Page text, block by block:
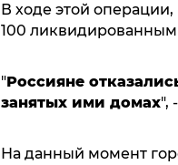
В ходе этой
100
"Россияне
занятых ими домах",
На данный момент